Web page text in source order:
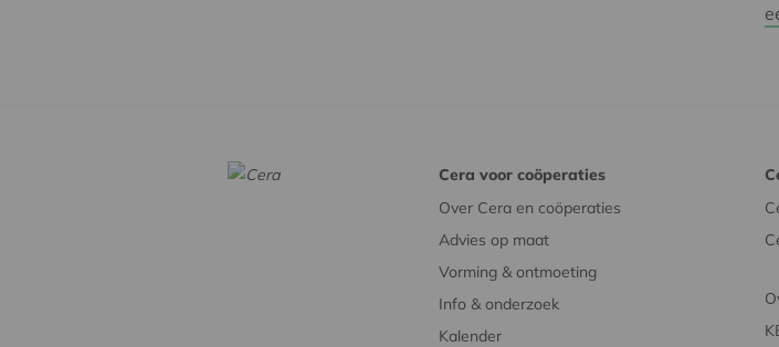
Cera voor coöperaties
Over Cera en coöperaties
Advies op maat
Vorming & ontmoeting
Info & onderzoek
Kalender